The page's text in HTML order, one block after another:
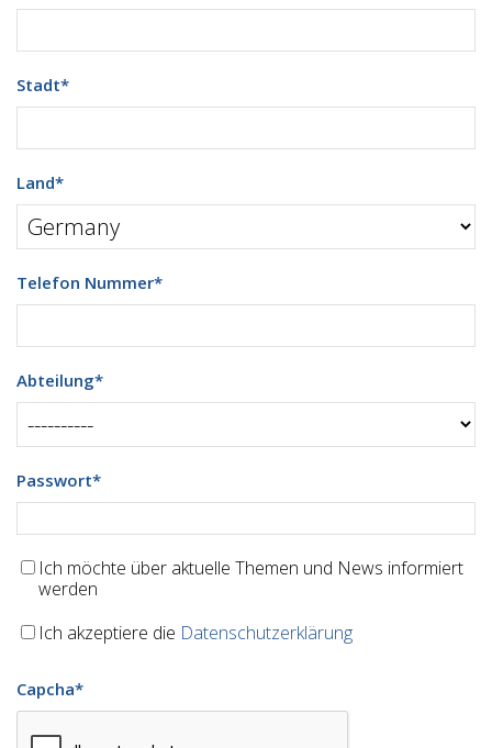
Stadt*
Land*
Telefon Nummer*
Abteilung*
Passwort*
Ich möchte über aktuelle Themen und News informiert
werden
Ich akzeptiere die Datenschutzerklärung
Capcha*